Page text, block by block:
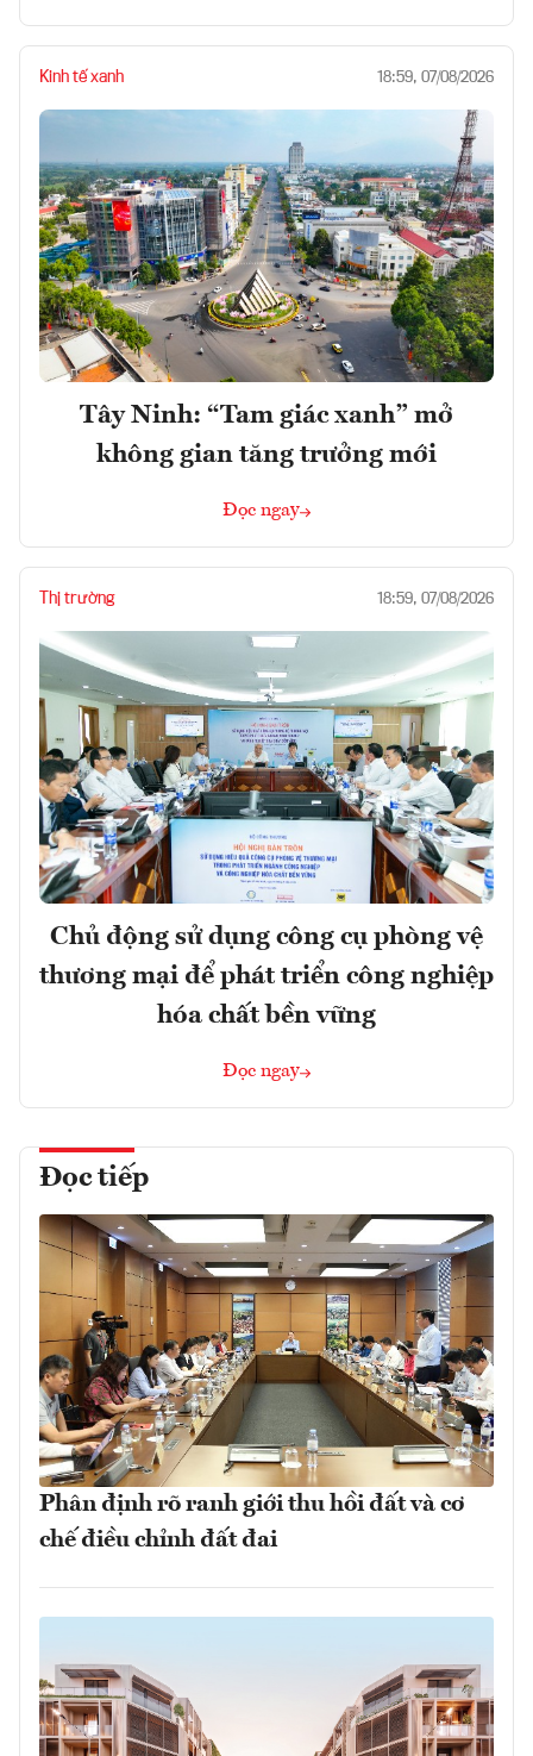
Kinh tế xanh 18:59, 07/08/2026
Tây Ninh: “Tam giác xanh” mở
không gian tăng trưởng mới
Đọc ngay
Thị trường 18:59, 07/08/2026
Chủ động sử dụng công cụ phòng vệ
thương mại để phát triển công nghiệp
hóa chất bền vững
Đọc ngay
Đọc tiếp
Phân định rõ ranh giới thu hồi đất và cơ
chế điều chỉnh đất đai